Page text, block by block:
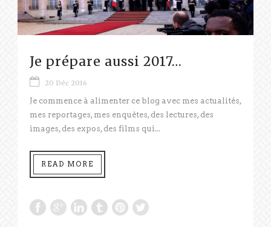
Je prépare aussi 2017…
20 Déc 2016
Je commence à alimenter ce blog avec mes actualités,
mes reportages, mes enquêtes, des lectures, des
images, des expos, des films qui...
READ MORE